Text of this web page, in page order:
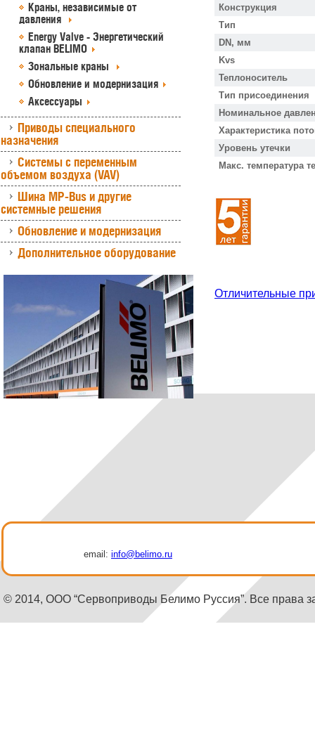
Краны, независимые от
давления
Energy Valve - Энергетический
клапан BELIMO
Зональные краны
Обновление и модернизация
Аксессуары
Приводы специального
назначения
Системы с переменным
объемом воздуха (VAV)
Шина MP-Bus и другие
системные решения
Обновление и модернизация
Дополнительное оборудование
Конструкция
Тип
DN, мм
Kvs
Теплоноситель
Тип присоединения
Номинальное
Характеристика
Уровень утечки
Макс. температура
Отличительные
email: info@belimo.ru
© 2014, ООО “Сервоприводы Белимо Руссия”. Все права